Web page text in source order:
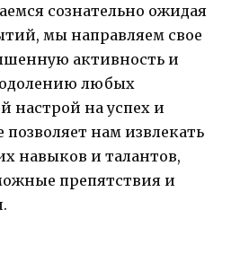
сознательно ожидая
мы направляем свое
активность и
любых
настрой на успех и
нам извлекать
навыков и талантов,
препятствия и